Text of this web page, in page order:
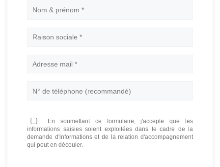
Nom
En soumettant ce formulaire, j'accepte que les
informations saisies soient exploitées dans le cadre de la
demande d'informations et de la relation d'accompagnement
qui peut en découler.